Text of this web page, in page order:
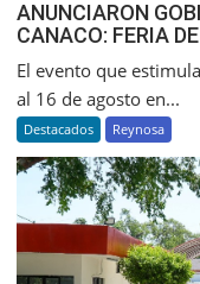
ANUNCIARON
CANACO: FERIA
El evento que
al 16 de agosto en...
Destacados Reynosa